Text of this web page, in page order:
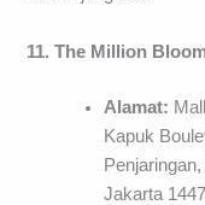
11. The Million
Alamat:
Kapuk
Jakarta